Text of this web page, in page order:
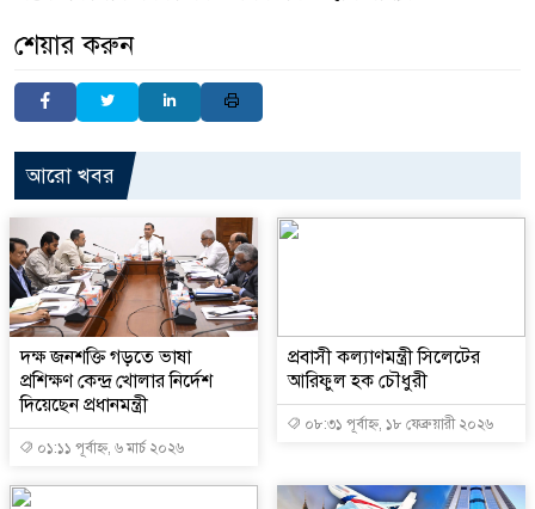
শেয়ার করুন
আরো খবর
দক্ষ জনশক্তি গড়তে ভাষা
প্রশিক্ষণ কেন্দ্র খোলার নির্দেশ
দিয়েছেন প্রধানমন্ত্রী
০১:১১ পূর্বাহ্ন, ৬ মার্চ ২০২৬
প্রবাসী কল্যাণমন্ত্রী সিলেটের
আরিফুল হক চৌধুরী
০৮:৩১ পূর্বাহ্ন, ১৮ ফেব্রুয়ারী ২০২৬